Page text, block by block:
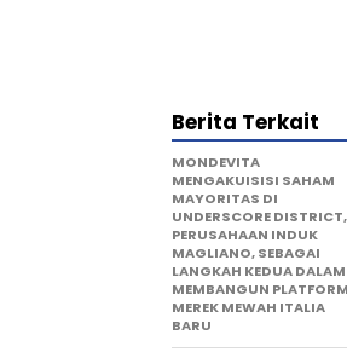
Berita Terkait
MONDEVITA
MENGAKUISISI SAHAM
MAYORITAS DI
UNDERSCORE DISTRICT,
PERUSAHAAN INDUK
MAGLIANO, SEBAGAI
LANGKAH KEDUA DALAM
MEMBANGUN PLATFORM
MEREK MEWAH ITALIA
BARU